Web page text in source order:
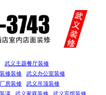
武义主题餐厅装修
修装修
武义办公室装修
房装修
武义吊顶装修